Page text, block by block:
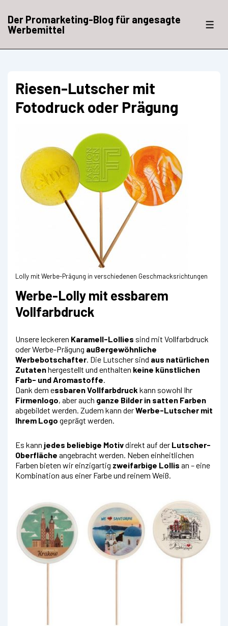
Zum
InhaltDer Promarketing-Blog für angesagte
Werbemittel
Riesen-Lutscher mit
Fotodruck oder Prägung
Lolly mit Werbe-Prägung in verschiedenen Geschmacksrichtungen
Werbe-Lolly mit essbarem
Vollfarbdruck
Unsere leckeren Karamell-Lollies sind mit Vollfarbdruck
oder Werbe-Prägung außergewöhnliche
Werbebotschafter. Die Lutscher sind aus natürlichen
Zutatenhergestellt und enthalten keine künstlichen
Farb- und Aromastoffe.
Dank dem essbaren Vollfarbdruck kann sowohl Ihr
Firmenlogo, aber auch ganze Bilder in satten Farben
abgebildet werden. Zudem kann derWerbe-Lutscher mit
Ihrem Logo geprägt werden.
Es kann jedes beliebige Motivdirekt auf der Lutscher-
Oberfläche angebracht werden. Neben einheitlichen
Farben bieten wir einzigartig zweifarbige Lollis an – eine
Kombination aus einer Farbe und reinem Weiß.